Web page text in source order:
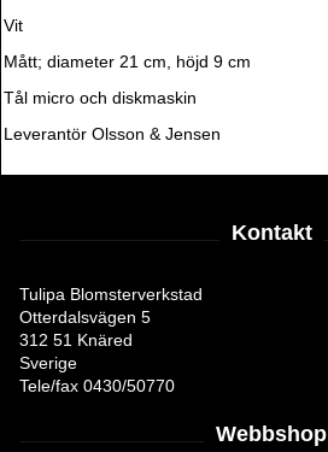
Vit
Mått; diameter 21 cm, höjd 9 cm
Tål micro och diskmaskin
Leverantör Olsson & Jensen
Kontakt
Tulipa Blomsterverkstad
Otterdalsvägen 5
312 51 Knäred
Sverige
Tele/fax 0430/50770
Webbshop